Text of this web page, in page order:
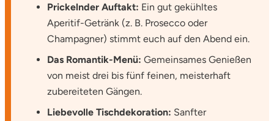
Prickelnder Auftakt: Ein gut gekühltes
Aperitif-Getränk (z. B. Prosecco oder
Champagner) stimmt euch auf den Abend ein.
Das Romantik-Menü: Gemeinsames Genießen
von meist drei bis fünf feinen, meisterhaft
zubereiteten Gängen.
Liebevolle Tischdekoration: Sanfter
Würzburg